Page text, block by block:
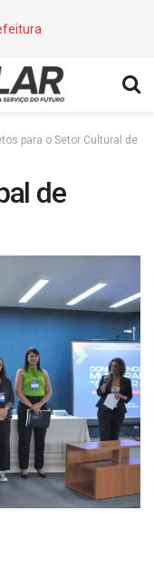
para o Setor Cultural de
de